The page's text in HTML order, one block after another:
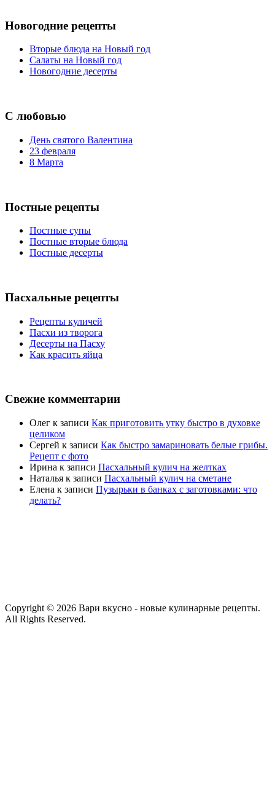
Новогодние рецепты
Вторые блюда на Новый год
Салаты на Новый год
Новогодние десерты
С любовью
День святого Валентина
23 февраля
8 Марта
Постные рецепты
Постные супы
Постные вторые блюда
Постные десерты
Пасхальные рецепты
Рецепты куличей
Пасхи из творога
Десерты на Пасху
Как красить яйца
Свежие комментарии
Олег к записи Как приготовить утку быстро в духовке
целиком
Сергей к записи Как быстро замариновать белые грибы.
Рецепт с фото
Ирина к записи Пасхальный кулич на желтках
Наталья к записи Пасхальный кулич на сметане
Елена к записи Пузырьки в банках с заготовками: что
делать?
Copyright © 2026 Вари вкусно - новые кулинарные рецепты.
All Rights Reserved.